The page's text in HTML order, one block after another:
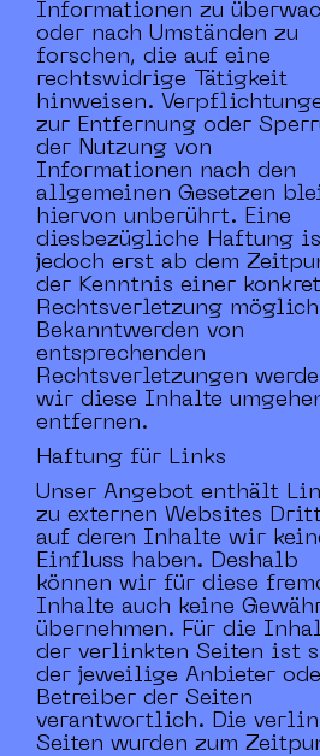
Informationen zu
oder nach Umständen zu
forschen, die auf eine
rechtswidrige Tätigkeit
hinweisen.
zur Entfernung oder
der Nutzung von
Informationen nach den
allgemeinen Gesetzen
hiervon unberührt. Eine
diesbezügliche Haftung
jedoch erst ab dem
der Kenntnis einer
Rechtsverletzung
Bekanntwerden von
entsprechenden
Rechtsverletzungen
wir diese Inhalte
entfernen.
Haftung für Links
Unser Angebot enthält
zu externen Websites
auf deren Inhalte wir
Einfluss haben. Deshalb
können wir für diese
Inhalte auch keine
übernehmen. Für die
der verlinkten Seiten ist
der jeweilige Anbieter
Betreiber der Seiten
verantwortlich. Die
Seiten wurden zum